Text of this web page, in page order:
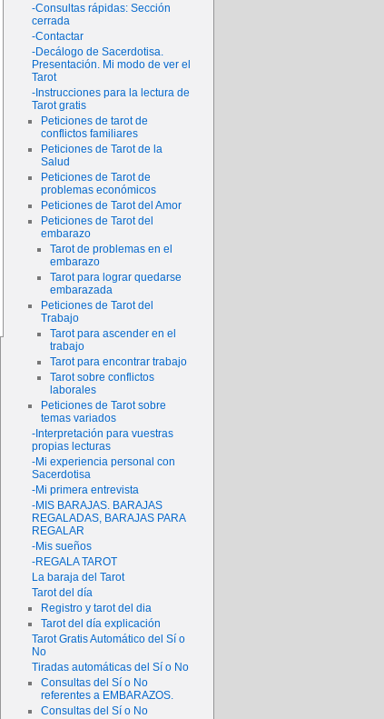
-Consultas rápidas: Sección
cerrada
-Contactar
-Decálogo de Sacerdotisa.
Presentación. Mi modo de ver el
Tarot
-Instrucciones para la lectura de
Tarot gratis
Peticiones de tarot de
conflictos familiares
Peticiones de Tarot de la
Salud
Peticiones de Tarot de
problemas económicos
Peticiones de Tarot del Amor
Peticiones de Tarot del
embarazo
Tarot de problemas en el
embarazo
Tarot para lograr quedarse
embarazada
Peticiones de Tarot del
Trabajo
Tarot para ascender en el
trabajo
Tarot para encontrar trabajo
Tarot sobre conflictos
laborales
Peticiones de Tarot sobre
temas variados
-Interpretación para vuestras
propias lecturas
-Mi experiencia personal con
Sacerdotisa
-Mi primera entrevista
-MIS BARAJAS. BARAJAS
REGALADAS, BARAJAS PARA
REGALAR
-Mis sueños
-REGALA TAROT
La baraja del Tarot
Tarot del día
Registro y tarot del dia
Tarot del día explicación
Tarot Gratis Automático del Sí o
No
Tiradas automáticas del Sí o No
Consultas del Sí o No
referentes a EMBARAZOS.
Consultas del Sí o No